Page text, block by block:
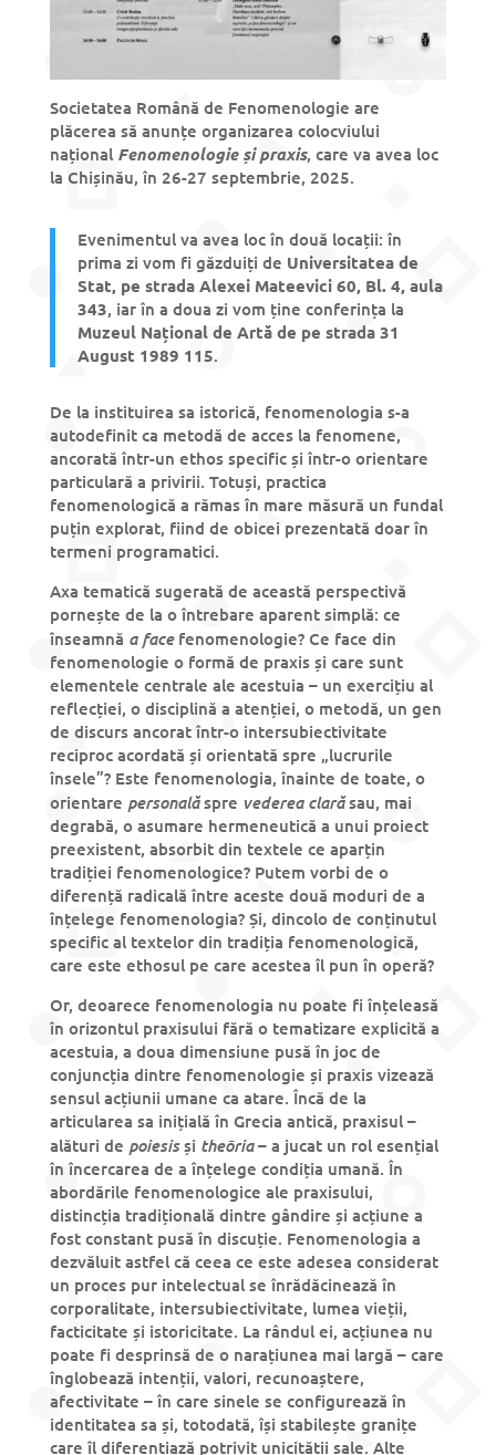
Societatea Română de Fenomenologie are
plăcerea să anunțe organizarea colocviului
național Fenomenologie și praxis, care va avea loc
la Chișinău, în 26-27 septembrie, 2025.
Evenimentul va avea loc în două locații: în
prima zi vom fi găzduiți de Universitatea de
Stat, pe strada Alexei Mateevici 60, Bl. 4, aula
343, iar în a doua zi vom ține conferința la
Muzeul Național de Artă de pe strada 31
August 1989 115.
De la instituirea sa istorică, fenomenologia s-a
autodefinit ca metodă de acces la fenomene,
ancorată într-un ethos specific și într-o orientare
particulară a privirii. Totuși, practica
fenomenologică a rămas în mare măsură un fundal
puțin explorat, fiind de obicei prezentată doar în
termeni programatici.
Axa tematică sugerată de această perspectivă
pornește de la o întrebare aparent simplă: ce
înseamnă a facefenomenologie? Ce face din
fenomenologie o formă de praxis și care sunt
elementele centrale ale acestuia – un exercițiu al
reflecției, o disciplină a atenției, o metodă, un gen
de discurs ancorat într-o intersubiectivitate
reciproc acordată și orientată spre „lucrurile
însele”? Este fenomenologia, înainte de toate, o
orientare personalăspre vederea clarăsau, mai
degrabă, o asumare hermeneutică a unui proiect
preexistent, absorbit din textele ce aparțin
tradiției fenomenologice? Putem vorbi de o
diferență radicală între aceste două moduri de a
înțelege fenomenologia? Și, dincolo de conținutul
specific al textelor din tradiția fenomenologică,
care este ethosul pe care acestea îl pun în operă?
Or, deoarece fenomenologia nu poate fi înțeleasă
în orizontul praxisului fără o tematizare explicită a
acestuia, a doua dimensiune pusă în joc de
conjuncția dintre fenomenologie și praxis vizează
sensul acțiunii umane ca atare. Încă de la
articularea sa inițială în Grecia antică, praxisul –
alături de poiesisși theōria– a jucat un rol esențial
în încercarea de a înțelege condiția umană. În
abordările fenomenologice ale praxisului,
distincția tradițională dintre gândire și acțiune a
fost constant pusă în discuție. Fenomenologia a
dezvăluit astfel că ceea ce este adesea considerat
un proces pur intelectual se înrădăcinează în
corporalitate, intersubiectivitate, lumea vieții,
facticitate și istoricitate. La rândul ei, acțiunea nu
poate fi desprinsă de o narațiunea mai largă – care
înglobează intenții, valori, recunoaștere,
afectivitate – în care sinele se configurează în
identitatea sa și, totodată, își stabilește granițe
care îl diferențiază potrivit unicității sale. Alte